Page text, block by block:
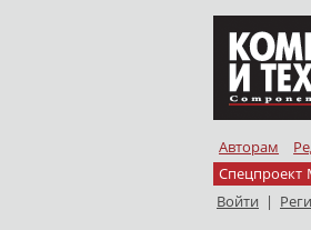
Авторам
Спецпроект
Войти |